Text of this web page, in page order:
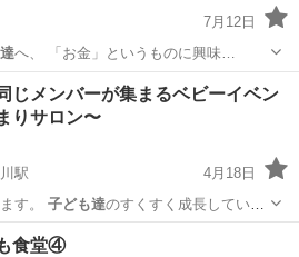
7月12日
へ、 「お金」というものに興味…
ワークショップ
じメンバーが集まるベビーイベン
りサロン〜
駅
4月18日
す。 子ども達のすくすく成長している
育児
食堂④